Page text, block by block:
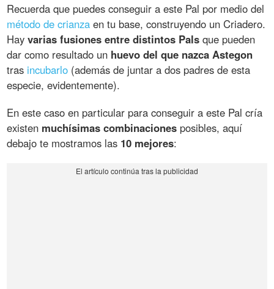
Recuerda que puedes conseguir a este Pal por medio del
método de crianza en tu base, construyendo un Criadero.
Hayvarias fusiones entre distintos Pals que pueden
dar como resultado un huevo del que nazca Astegon
tras incubarlo (además de juntar a dos padres de esta
especie, evidentemente).
En este caso en particular para conseguir a este Pal cría
existen muchísimas combinaciones posibles, aquí
debajo te mostramos las 10 mejores: